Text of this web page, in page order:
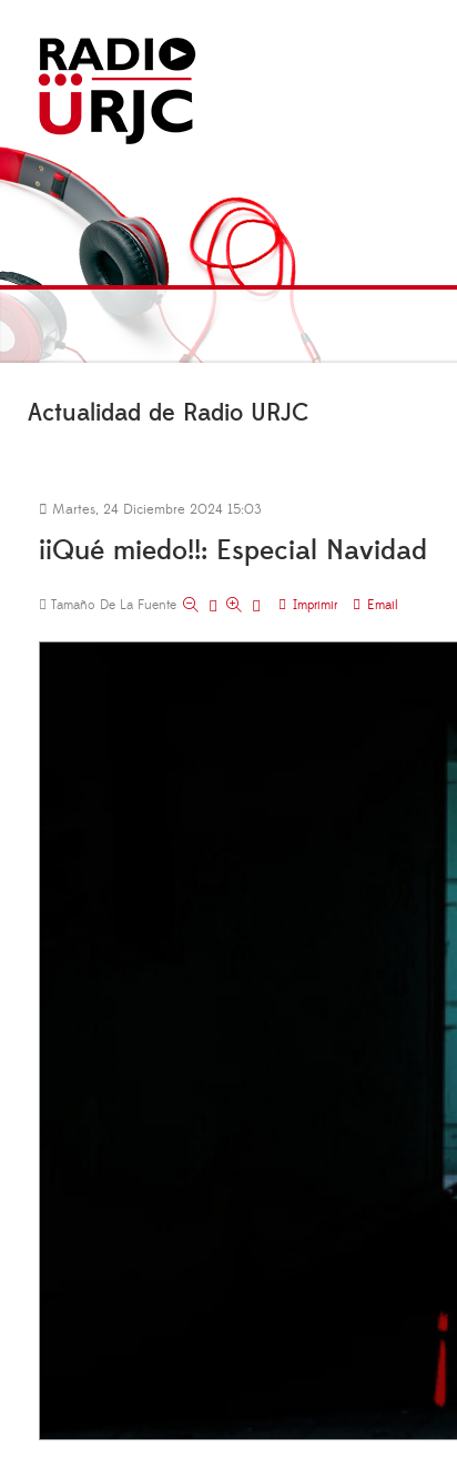
Actualidad de Radio URJC
Martes, 24 Diciembre 2024 15:03
¡¡Qué miedo!!: Especial Navidad
Tamaño De La Fuente Imprimir Email